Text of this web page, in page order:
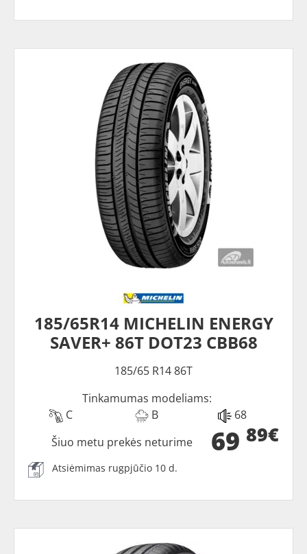
185/65R14 MICHELIN ENERGY
SAVER+ 86T DOT23 CBB68
185/65 R14 86T
Tinkamumas modeliams:
C
B 68
69 89€
Šiuo metu prekės neturime
Atsiėmimas rugpjūčio 10 d.